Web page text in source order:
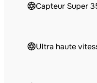
Capteur Super
Ultra haute